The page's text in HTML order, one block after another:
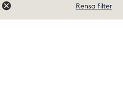
Rensa filter